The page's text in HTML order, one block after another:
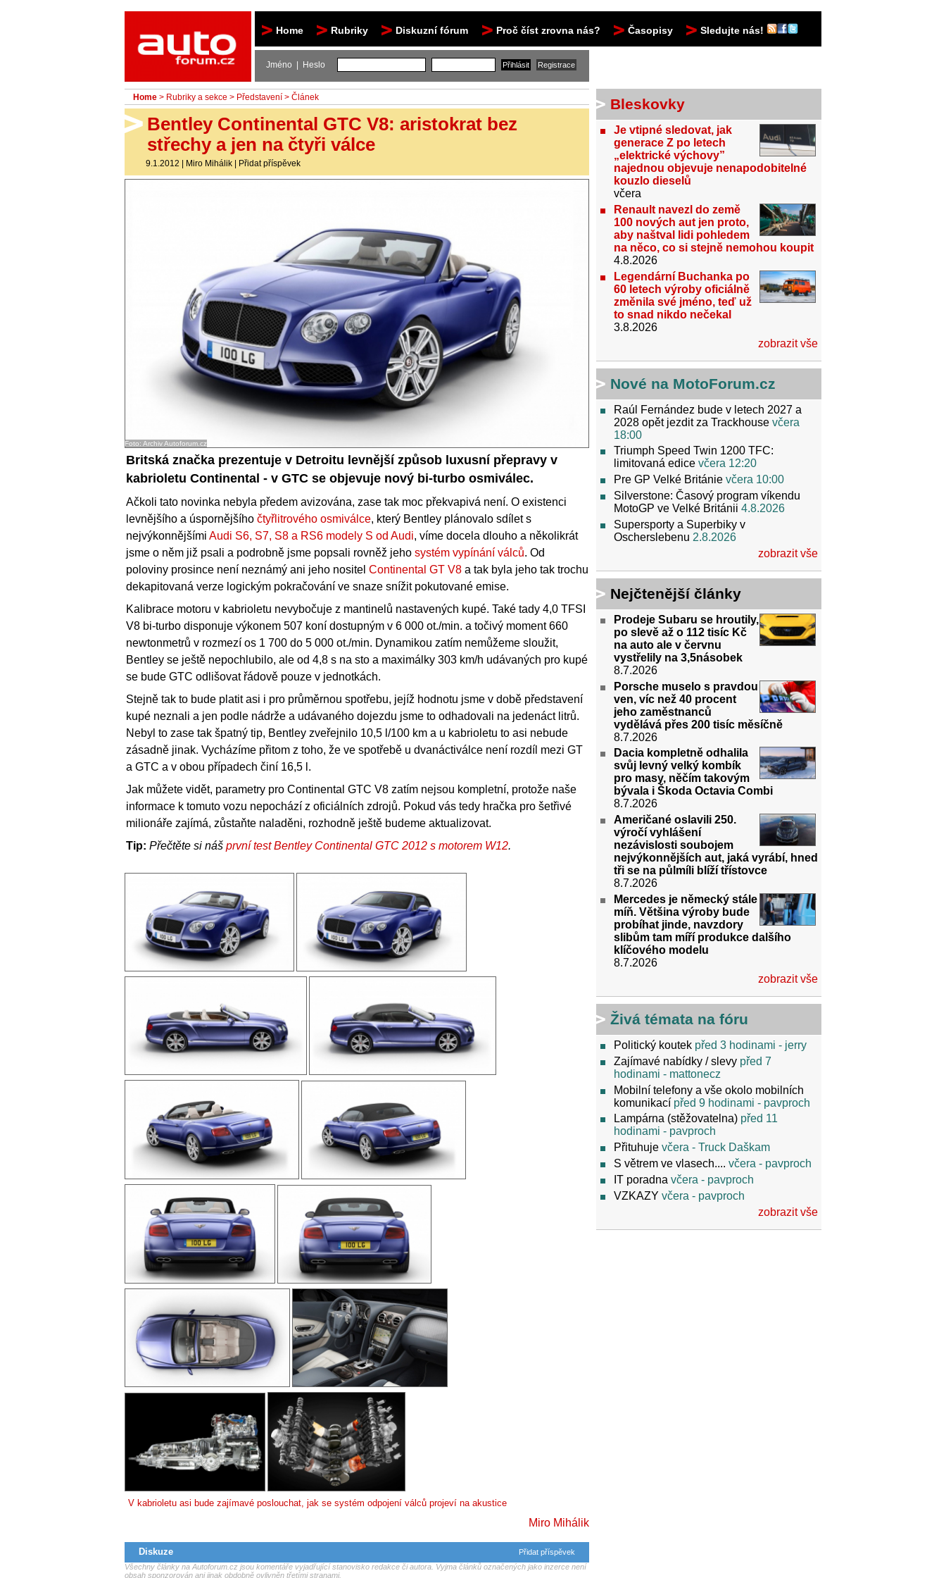
Home Rubriky Diskuzní fórum Proč číst zrovna nás? Časopisy Sledujte nás!
Jméno | Heslo
Home > Rubriky a sekce > Představení > Článek
Bentley Continental GTC V8: aristokrat bez
střechy a jen na čtyři válce
9.1.2012 | Miro Mihálik | Přidat příspěvek
Foto: Archiv Autoforum.cz
Britská značka prezentuje v Detroitu levnější způsob luxusní přepravy v
kabrioletu Continental - v GTC se objevuje nový bi-turbo osmiválec.
Ačkoli tato novinka nebyla předem avizována, zase tak moc překvapivá není. O existenci
levnějšího a úspornějšího čtyřlitrového osmiválce, který Bentley plánovalo sdílet s
nejvýkonnějšími Audi S6, S7, S8 a RS6 modely S od Audi, víme docela dlouho a několikrát
jsme o něm již psali a podrobně jsme popsali rovněž jeho systém vypínání válců. Od
poloviny prosince není neznámý ani jeho nositel Continental GT V8 a tak byla jeho tak trochu
dekapitovaná verze logickým pokračování ve snaze snížit pokutované emise.
Kalibrace motoru v kabrioletu nevybočuje z mantinelů nastavených kupé. Také tady 4,0 TFSI
V8 bi-turbo disponuje výkonem 507 koní dostupným v 6 000 ot./min. a točivý moment 660
newtonmetrů v rozmezí os 1 700 do 5 000 ot./min. Dynamikou zatím nemůžeme sloužit,
Bentley se ještě nepochlubilo, ale od 4,8 s na sto a maximálky 303 km/h udávaných pro kupé
se bude GTC odlišovat řádově pouze v jednotkách.
Stejně tak to bude platit asi i pro průměrnou spotřebu, jejíž hodnotu jsme v době představení
kupé neznali a jen podle nádrže a udávaného dojezdu jsme to odhadovali na jedenáct litrů.
Nebyl to zase tak špatný tip, Bentley zveřejnilo 10,5 l/100 km a u kabrioletu to asi nebude
zásadně jinak. Vycházíme přitom z toho, že ve spotřebě u dvanáctiválce není rozdíl mezi GT
a GTC a v obou případech činí 16,5 l.
Jak můžete vidět, parametry pro Continental GTC V8 zatím nejsou kompletní, protože naše
informace k tomuto vozu nepochází z oficiálních zdrojů. Pokud vás tedy hračka pro šetřivé
milionáře zajímá, zůstaňte naladěni, rozhodně ještě budeme aktualizovat.
Tip: Přečtěte si náš první test Bentley Continental GTC 2012 s motorem W12.
V kabrioletu asi bude zajímavé poslouchat, jak se systém odpojení válců projeví na akustice
Miro Mihálik
Diskuze
Přidat příspěvek
Všechny články na Autoforum.cz jsou komentáře vyjadřující stanovisko redakce či autora. Vyjma článků označených jako inzerce není
obsah sponzorován ani jinak obdobně ovlivněn třetími stranami.
Bleskovky
Je vtipné sledovat, jak
generace Z po letech
„elektrické výchovy”
najednou objevuje nenapodobitelné
kouzlo dieselů
včera
Renault navezl do země
100 nových aut jen proto,
aby naštval lidi pohledem
na něco, co si stejně nemohou koupit
4.8.2026
Legendární Buchanka po
60 letech výroby oficiálně
změnila své jméno, teď už
to snad nikdo nečekal
3.8.2026
zobrazit vše
Nové na MotoForum.cz
Raúl Fernández bude v letech 2027 a
2028 opět jezdit za Trackhouse včera
18:00
Triumph Speed Twin 1200 TFC:
limitovaná edice včera 12:20
Pre GP Velké Británie včera 10:00
Silverstone: Časový program víkendu
MotoGP ve Velké Británii 4.8.2026
Supersporty a Superbiky v
Oscherslebenu 2.8.2026
zobrazit vše
Nejčtenější články
Prodeje Subaru se hroutily,
po slevě až o 112 tisíc Kč
na auto ale v červnu
vystřelily na 3,5násobek
8.7.2026
Porsche muselo s pravdou
ven, víc než 40 procent
jeho zaměstnanců
vydělává přes 200 tisíc měsíčně
8.7.2026
Dacia kompletně odhalila
svůj levný velký kombík
pro masy, něčím takovým
bývala i Škoda Octavia Combi
8.7.2026
Američané oslavili 250.
výročí vyhlášení
nezávislosti soubojem
nejvýkonnějších aut, jaká vyrábí, hned
tři se na půlmíli blíží třístovce
8.7.2026
Mercedes je německý stále
míň. Většina výroby bude
probíhat jinde, navzdory
slibům tam míří produkce dalšího
klíčového modelu
8.7.2026
zobrazit vše
Živá témata na fóru
Politický koutek před 3 hodinami - jerry
Zajímavé nabídky / slevy před 7
hodinami - mattonecz
Mobilní telefony a vše okolo mobilních
komunikací před 9 hodinami - pavproch
Lampárna (stěžovatelna) před 11
hodinami - pavproch
Přituhuje včera - Truck Daškam
S větrem ve vlasech.... včera - pavproch
IT poradna včera - pavproch
VZKAZY včera - pavproch
zobrazit vše